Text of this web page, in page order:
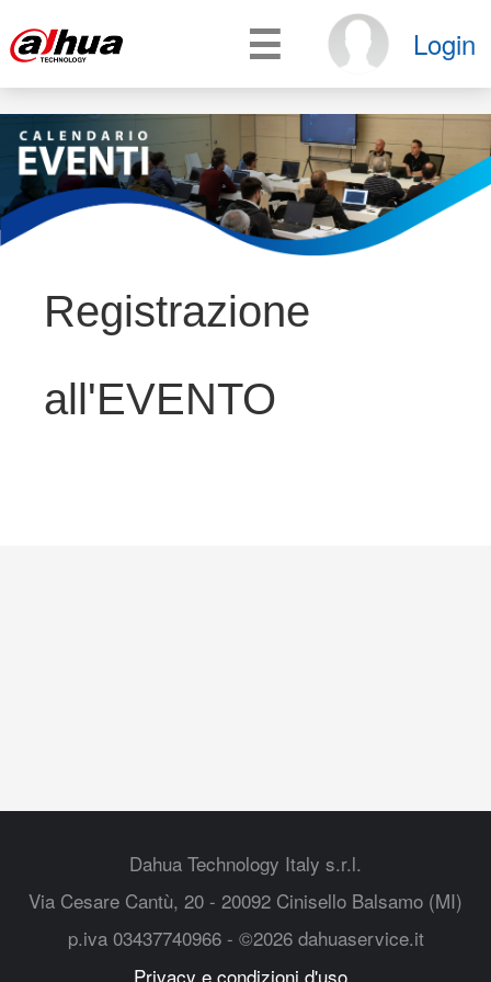
Login
☰
Registrazione
all'EVENTO
Dahua Technology Italy s.r.l.
Via Cesare Cantù, 20 - 20092 Cinisello Balsamo (MI)
p.iva 03437740966 - ©2026 dahuaservice.it
Privacy e condizioni d'uso